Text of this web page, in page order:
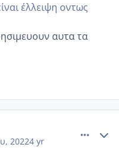
έλλειψη οντως
αυτα τα
20224 yr